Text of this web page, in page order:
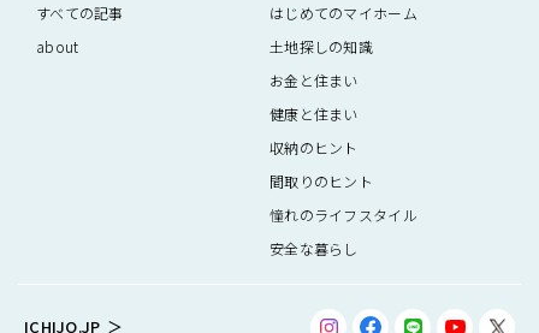
すべての記事
about
はじめてのマイホーム
土地探しの知識
お金と住まい
健康と住まい
収納のヒント
間取りのヒント
憧れのライフスタイル
安全な暮らし
ICHIJO.JP